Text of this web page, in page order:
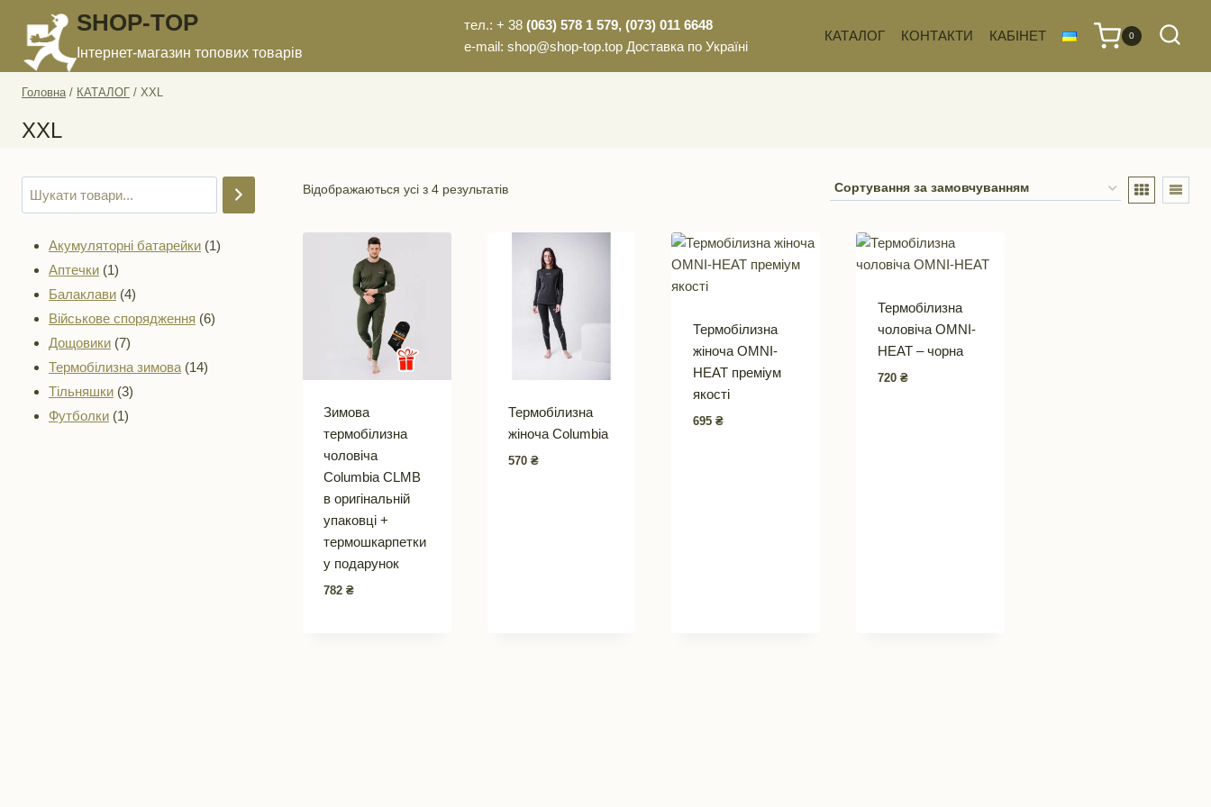
вмісту
SHOP-TOP
Інтернет-магазин топових товарів
тел.: + 38 (063) 578 1 579, (073) 011 6648
e-mail: shop@shop-top.top Доставка по Україні
КАТАЛОГ КОНТАКТИ КАБІНЕТ 0
Головна / КАТАЛОГ / XXL
XXL
Відображаються усі з 4 результатів
Зимова
термобілизна
чоловіча
Columbia CLMB
в оригінальній
упаковці +
термошкарпетки
у подарунок
782₴
Термобілизна
жіноча Columbia
570₴
Термобілизна
жіноча OMNI-
HEAT преміум
якості
695 ₴
Термобілизна
чоловіча OMNI-
HEAT – чорна
720 ₴
Акумуляторні батарейки 11
Аптечки 11
товар
Балаклави 44
товари
Військове спорядження 66
Дощовики 77
товарів
Термобілизна зимова 1414
Тільняшки 33
Футболки 11